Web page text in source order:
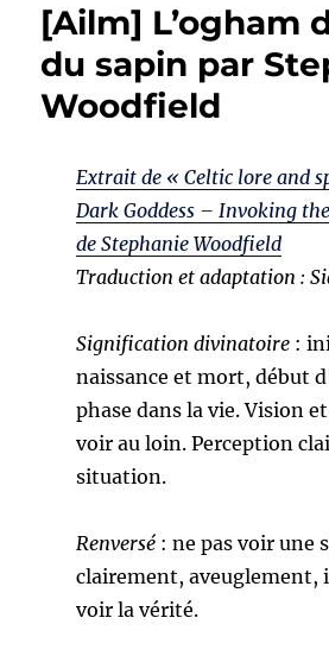
[Ailm] L’ogham
du sapin par
Woodfield
Extrait de « Celtic lore and
Dark Goddess – Invoking
de Stephanie Woodfield
Traduction et adaptation :
Signification divinatoire:
naissance et mort, début
phase dans la vie. Vision
voir au loin. Perception
situation.
Renversé : ne pas voir une
clairement, aveuglement,
voir la vérité.